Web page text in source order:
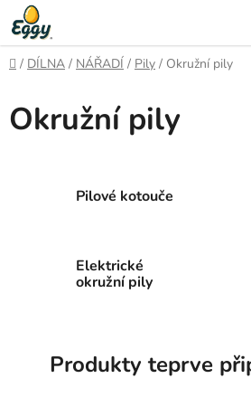
Přejít
na
obsah
Domů
/ DÍLNA / NÁŘADÍ / Pily / Okružní pily
Okružní pily
Pilové kotouče
Elektrické
okružní pily
Produkty teprve